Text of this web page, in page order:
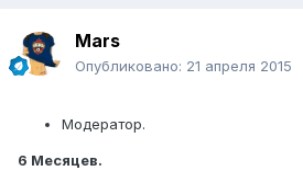
Mars
Опубликовано: 21 апреля 2015
Модератор.
6 Месяцев.